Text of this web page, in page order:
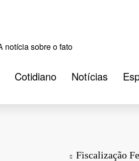
Cotidiano Notícias
Fiscalização